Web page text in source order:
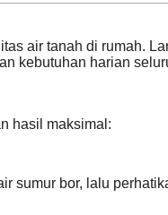
air tanah di rumah.
kebutuhan harian
hasil maksimal:
sumur bor, lalu